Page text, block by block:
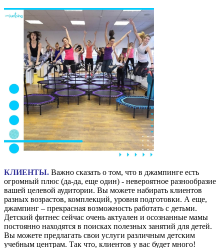
КЛИЕНТЫ. Важно сказать о том, что в джампинге есть
огромный плюс (да-да, еще один) - невероятное разнообразие
вашей целевой аудитории. Вы можете набирать клиентов
разных возрастов, комплекций, уровня подготовки. А еще,
джампинг – прекрасная возможность работать с детьми.
Детский фитнес сейчас очень актуален и осознанные мамы
постоянно находятся в поисках полезных занятий для детей.
Вы можете предлагать свои услуги различным детским
учебным центрам. Так что, клиентов у вас будет много!